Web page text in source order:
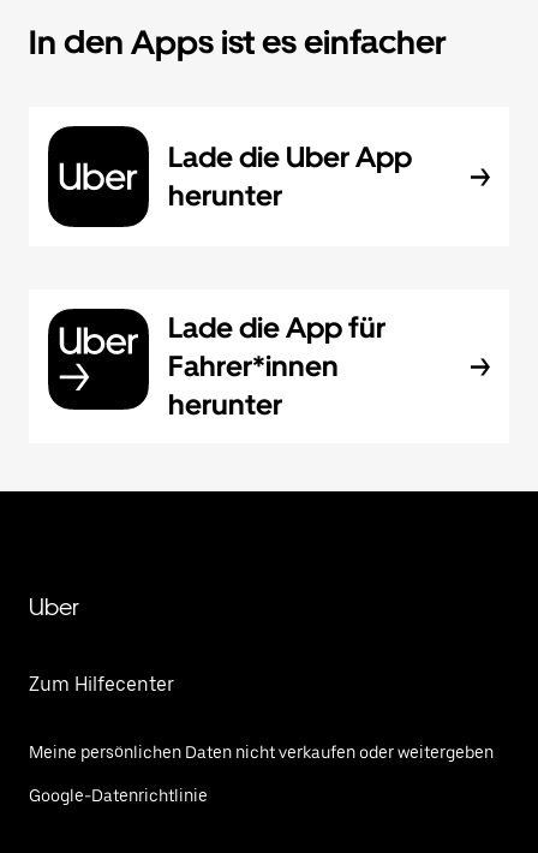
In den Apps ist es einfacher
Lade die Uber App
herunter
Lade die App für
Fahrer*innen
herunter
Uber
Zum Hilfecenter
Meine persönlichen Daten nicht verkaufen oder weitergeben
Google-Datenrichtlinie